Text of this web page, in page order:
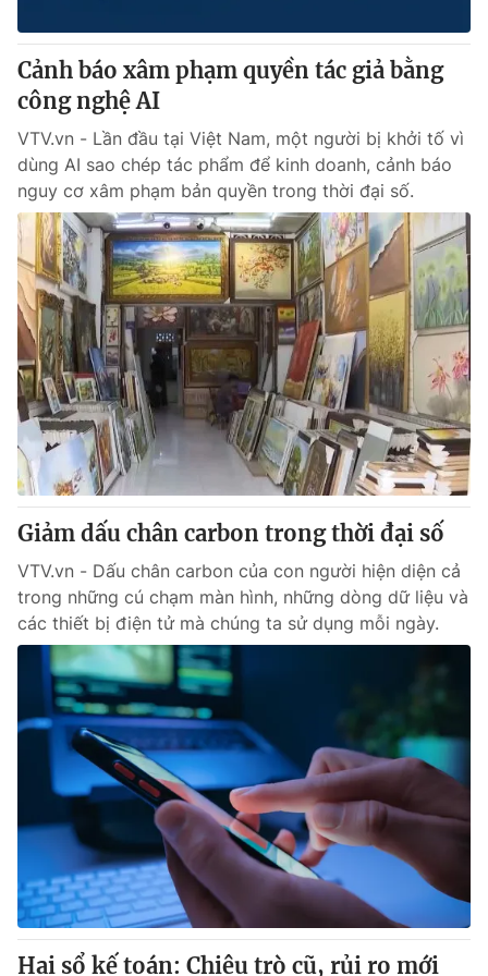
® Cấm sao chép dưới mọi hình thức nếu không có sự chấp
thuận bằng văn bản. Ghi rõ nguồn VTV.vn khi phát hành lại
thông tin từ website này.
Cảnh báo xâm phạm quyền tác giả bằng
công nghệ AI
VTV.vn - Lần đầu tại Việt Nam, một người bị khởi tố vì
dùng AI sao chép tác phẩm để kinh doanh, cảnh báo
nguy cơ xâm phạm bản quyền trong thời đại số.
Giảm dấu chân carbon trong thời đại số
VTV.vn - Dấu chân carbon của con người hiện diện cả
trong những cú chạm màn hình, những dòng dữ liệu và
các thiết bị điện tử mà chúng ta sử dụng mỗi ngày.
Hai sổ kế toán: Chiêu trò cũ, rủi ro mới